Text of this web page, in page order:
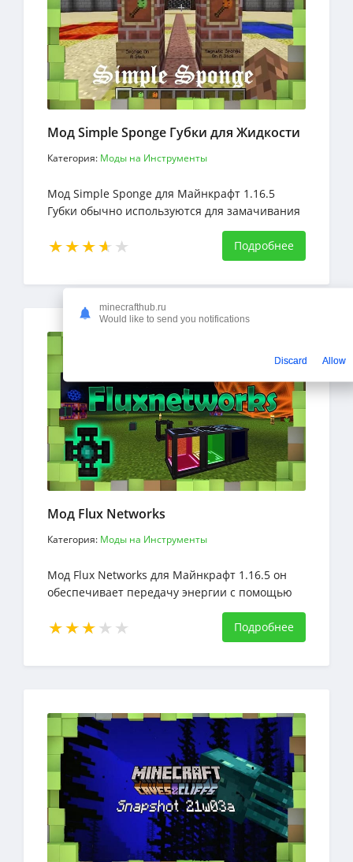
Мод Simple Sponge Губки для Жидкости
Категория: Моды на Инструменты
Мод Simple Sponge для Майнкрафт 1.16.5
Губки обычно используются для замачивания
различных жидкостей в реальной жизни
Подробнее
Мод Flux Networks
Категория: Моды на Инструменты
Мод Flux Networks для Майнкрафт 1.16.5 он
обеспечивает передачу энергии с помощью
Подробнее
minecrafthub.ru
Would like to send you notifications
Discard Allow